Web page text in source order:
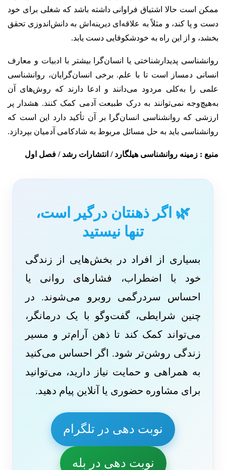
ممکن است حالا اشتیاق فراوانی داشته باشد که شغلی برای خود
دست و پا کند، و مثلاً به علاقه‌ای دیرینه‌اش به دانش‌اندوزی تحقق
بخشد، و از این راه به خودشکوفایی دست یابد.
روانشناسی پدیدارشناختی یا انسان‌گرا بیشتر با ادبیات و معارف
انسانی دمساز است تا با علم. برخی انسان‌گرایان، روانشناسی
علمی را به‌کلی مردود می‌دانند و ادعا دارند که روش‌های آن
به‌هیچ‌وجه نمی‌توانند به درک طبیعت آدمی کمک کنند. هشدار پر
ارزشی که روانشناسی انسان‌گرا بر آن تأکید دارد این است که
روانشناسی باید به حل مسائل مربوط به شادکامی آدمیان بپردازد.
منبع : زمینه روانشناسی هیلگارد / انتشارات رشد / فصل اول
🌿 اگر ذهنتان درگیر است،
تنها نیستید
بسیاری از افراد در بخش‌هایی از زندگی
خود با اضطراب، فشارهای روانی یا
احساس سردرگمی روبرو می‌شوند. در
چنین شرایطی، گفت‌وگو با یک درمانگر،
می‌تواند کمک کند تا ذهن آرام‌تر و مسیر
زندگی روشن‌تر شود. اگر احساس می‌کنید
به همراهی و حمایت نیاز دارید، می‌توانید
برای مشاوره حضوری یا آنلاین پیام دهید.
نوبت دهی در تلگرام
نوبت دهی در بله